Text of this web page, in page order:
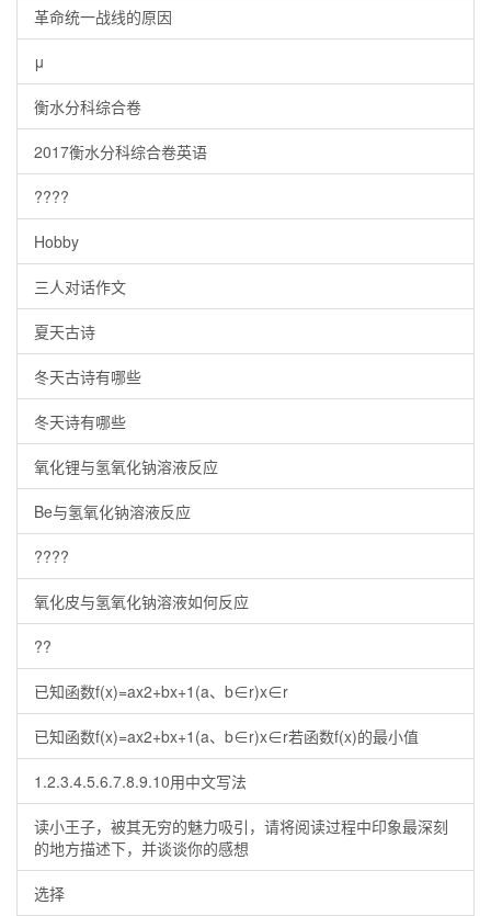
革命统一战线的原因
μ
衡水分科综合卷
2017衡水分科综合卷英语
????
Hobby
三人对话作文
夏天古诗
冬天古诗有哪些
冬天诗有哪些
氧化锂与氢氧化钠溶液反应
Be与氢氧化钠溶液反应
????
氧化皮与氢氧化钠溶液如何反应
??
已知函数f(x)=ax2+bx+1(a、b∈r)x∈r
已知函数f(x)=ax2+bx+1(a、b∈r)x∈r若函数f(x)的最小值
1.2.3.4.5.6.7.8.9.10用中文写法
读小王子，被其无穷的魅力吸引，请将阅读过程中印象最深刻
的地方描述下，并谈谈你的感想
选择